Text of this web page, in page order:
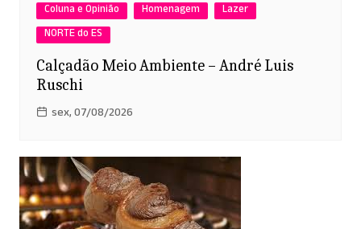
Coluna e Opinião
Homenagem
Lazer
NORTE do ES
Calçadão Meio Ambiente – André Luis
Ruschi
sex, 07/08/2026